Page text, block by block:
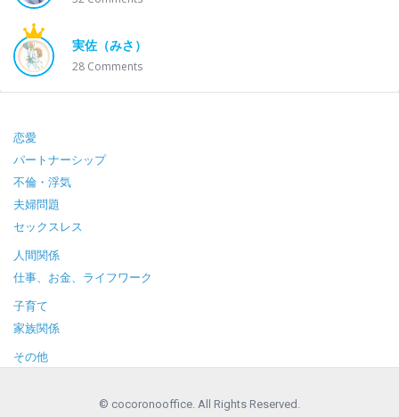
実佐（みさ）
28 Comments
Footer
恋愛
パートナーシップ
不倫・浮気
夫婦問題
セックスレス
人間関係
仕事、お金、ライフワーク
子育て
家族関係
その他
© cocoronooffice. All Rights Reserved.